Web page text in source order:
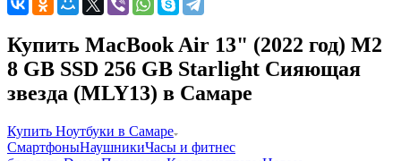
Купить MacBook Air 13" (2022 год) M2
8 GB SSD 256 GB Starlight Сияющая
звезда (MLY13) в Самаре
Купить Ноутбуки в Самаре
СмартфоныНаушникиЧасы и фитнес